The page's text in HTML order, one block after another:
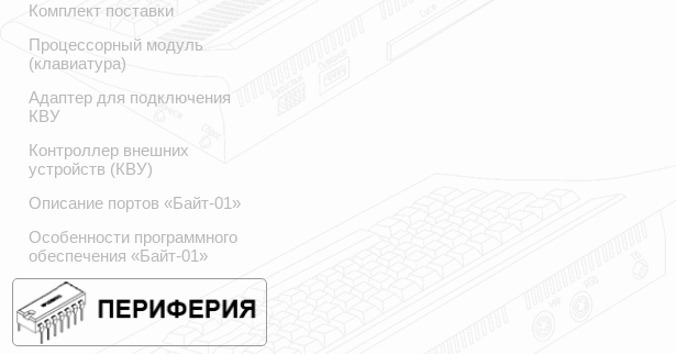
Комплект поставки
Процессорный модуль
(клавиатура)
Адаптер для подключения
КВУ
Контроллер внешних
устройств (КВУ)
Описание портов «Байт-01»
Особенности программного
обеспечения «Байт-01»